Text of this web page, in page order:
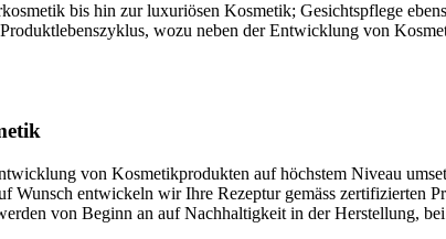
bis hin zur luxuriösen Kosmetik; Gesichtspflege
wozu neben der Entwicklung von
von Kosmetikprodukten auf höchstem Niveau
entwickeln wir Ihre Rezeptur gemäss zertifizierten
von Beginn an auf Nachhaltigkeit in der Herstellung,